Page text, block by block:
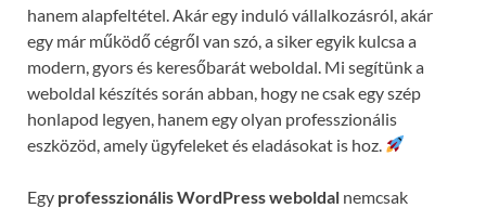
hanem alapfeltétel. Akár egy induló vállalkozásról, akár
egy már működő cégről van szó, a siker egyik kulcsa a
modern, gyors és keresőbarát weboldal. Mi segítünk a
weboldal készítés során abban, hogy ne csak egy szép
honlapod legyen, hanem egy olyan professzionális
eszközöd, amely ügyfeleket és eladásokat is hoz.
Egy professzionális WordPress weboldal nemcsak